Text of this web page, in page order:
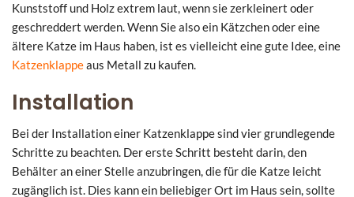
Kunststoff und Holz extrem laut, wenn sie zerkleinert oder
geschreddert werden. Wenn Sie also ein Kätzchen oder eine
ältere Katze im Haus haben, ist es vielleicht eine gute Idee, eine
Katzenklappeaus Metall zu kaufen.
Installation
Bei der Installation einer Katzenklappe sind vier grundlegende
Schritte zu beachten. Der erste Schritt besteht darin, den
Behälter an einer Stelle anzubringen, die für die Katze leicht
zugänglich ist. Dies kann ein beliebiger Ort im Haus sein, sollte